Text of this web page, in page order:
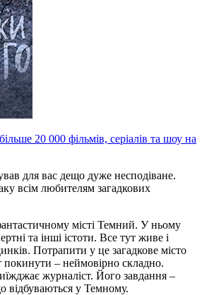
20 000 фільмів, серіалів та шоу на
для вас дещо дуже несподіване.
всім любителям загадкових
місті Темний. У ньому
та інші істоти. Все тут живе і
Потрапити у це загадкове місто
покинути – неймовірно складно.
журналіст. Його завдання –
відбуваються у Темному.